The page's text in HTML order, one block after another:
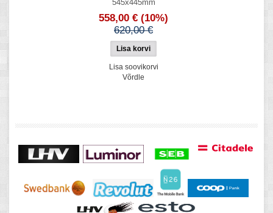
545x445mm
558,00 € (10%)
620,00 €
Lisa soovikorvi
Võrdle